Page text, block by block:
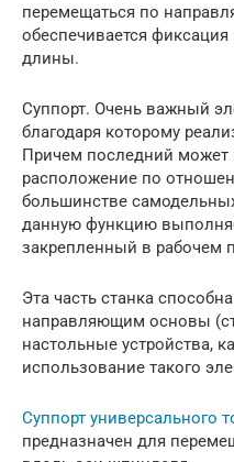
перемещаться по
обеспечивается
длины.
Суппорт. Очень важный
благодаря которому
Причем последний может
расположение по
большинстве
данную функцию
закрепленный в рабочем
Эта часть станка
направляющим основы
настольные устройства,
использование такого
Суппорт универсального
предназначен для